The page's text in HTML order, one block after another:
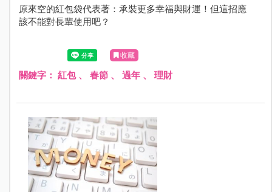
原來空的紅包袋代表著：承裝更多幸福與財運！但這招應
該不能對長輩使用吧？
收藏
關鍵字： 紅包、 春節、 過年、 理財